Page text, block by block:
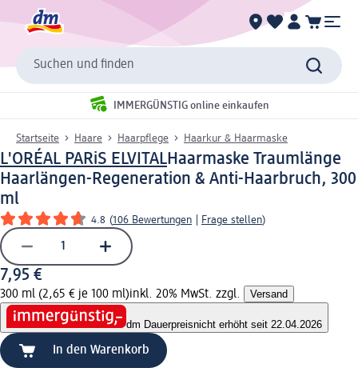
Suchen und finden
IMMERGÜNSTIG online einkaufen
Startseite Haare Haarpflege Haarkur & Haarmaske
L'ORÉAL PARiS ELVITALHaarmaske Traumlänge
Haarlängen-Regeneration & Anti-Haarbruch, 300
ml
4.8 (106 Bewertungen Frage stellen)
7,95 €
300 ml (2,65 € je 100 ml)inkl. 20% MwSt. zzgl. Versand
dm Dauerpreisnicht erhöht seit 22.04.2026
In den Warenkorb